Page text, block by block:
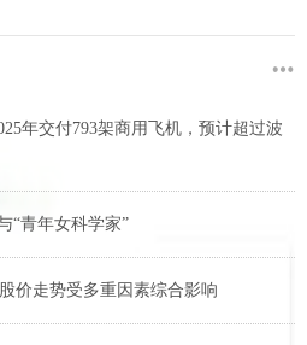
年交付793架商用飞机，预计超过波
“青年女科学家”
价走势受多重因素综合影响